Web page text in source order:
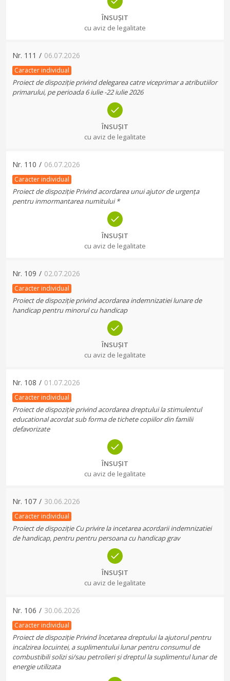
ÎNSUȘIT
cu aviz de legalitate
Nr. 111 / 06.07.2026
Caracter individual
Proiect de dispoziție privind delegarea catre viceprimar a atributiilor
primarului, pe perioada 6 iulie -22 iulie 2026
ÎNSUȘIT
cu aviz de legalitate
Nr. 110 / 06.07.2026
Caracter individual
Proiect de dispoziție Privind acordarea unui ajutor de urgența
pentru inmormantarea numitului *
ÎNSUȘIT
cu aviz de legalitate
Nr. 109 / 02.07.2026
Caracter individual
Proiect de dispoziție privind acordarea indemnizatiei lunare de
handicap pentru minorul cu handicap
ÎNSUȘIT
cu aviz de legalitate
Nr. 108 / 01.07.2026
Caracter individual
Proiect de dispoziție privind acordarea dreptului la stimulentul
educational acordat sub forma de tichete copiilor din familii
defavorizate
ÎNSUȘIT
cu aviz de legalitate
Nr. 107 / 30.06.2026
Caracter individual
Proiect de dispoziție Cu privire la incetarea acordarii indemnizatiei
de handicap, pentru pentru persoana cu handicap grav
ÎNSUȘIT
cu aviz de legalitate
Nr. 106 / 30.06.2026
Caracter individual
Proiect de dispoziție Privind încetarea dreptului la ajutorul pentru
incalzirea locuintei, a suplimentului lunar pentru consumul de
combustibili solizi si/sau petrolieri și dreptul la suplimentul lunar de
energie utilizata